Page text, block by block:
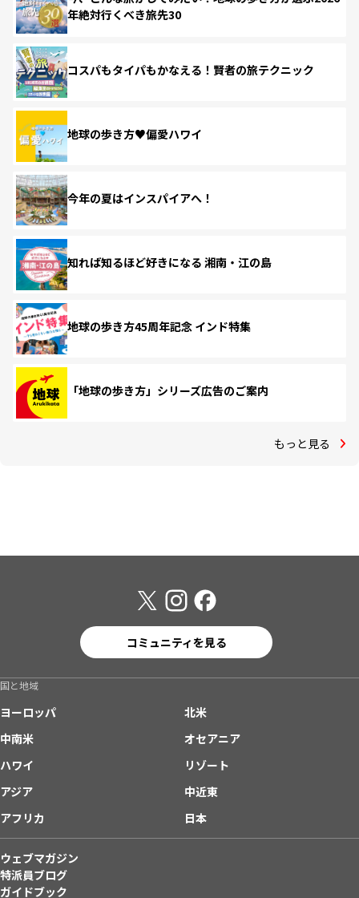
年絶対行くべき旅先30
コスパもタイパもかなえる！賢者の旅テクニック
地球の歩き方♥偏愛ハワイ
今年の夏はインスパイアへ！
知れば知るほど好きになる 湘南・江の島
地球の歩き方45周年記念 インド特集
「地球の歩き方」シリーズ広告のご案内
もっと見る
コミュニティを見る
国と地域
ヨーロッパ
北米
中南米
オセアニア
ハワイ
リゾート
アジア
中近東
アフリカ
日本
ウェブマガジン
特派員ブログ
ガイドブック